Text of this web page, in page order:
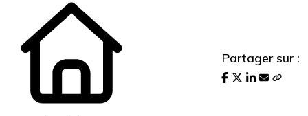
Partager sur :